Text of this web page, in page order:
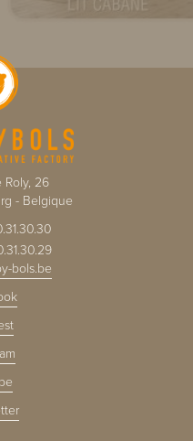
Roly, 26
- Belgique
bols.be